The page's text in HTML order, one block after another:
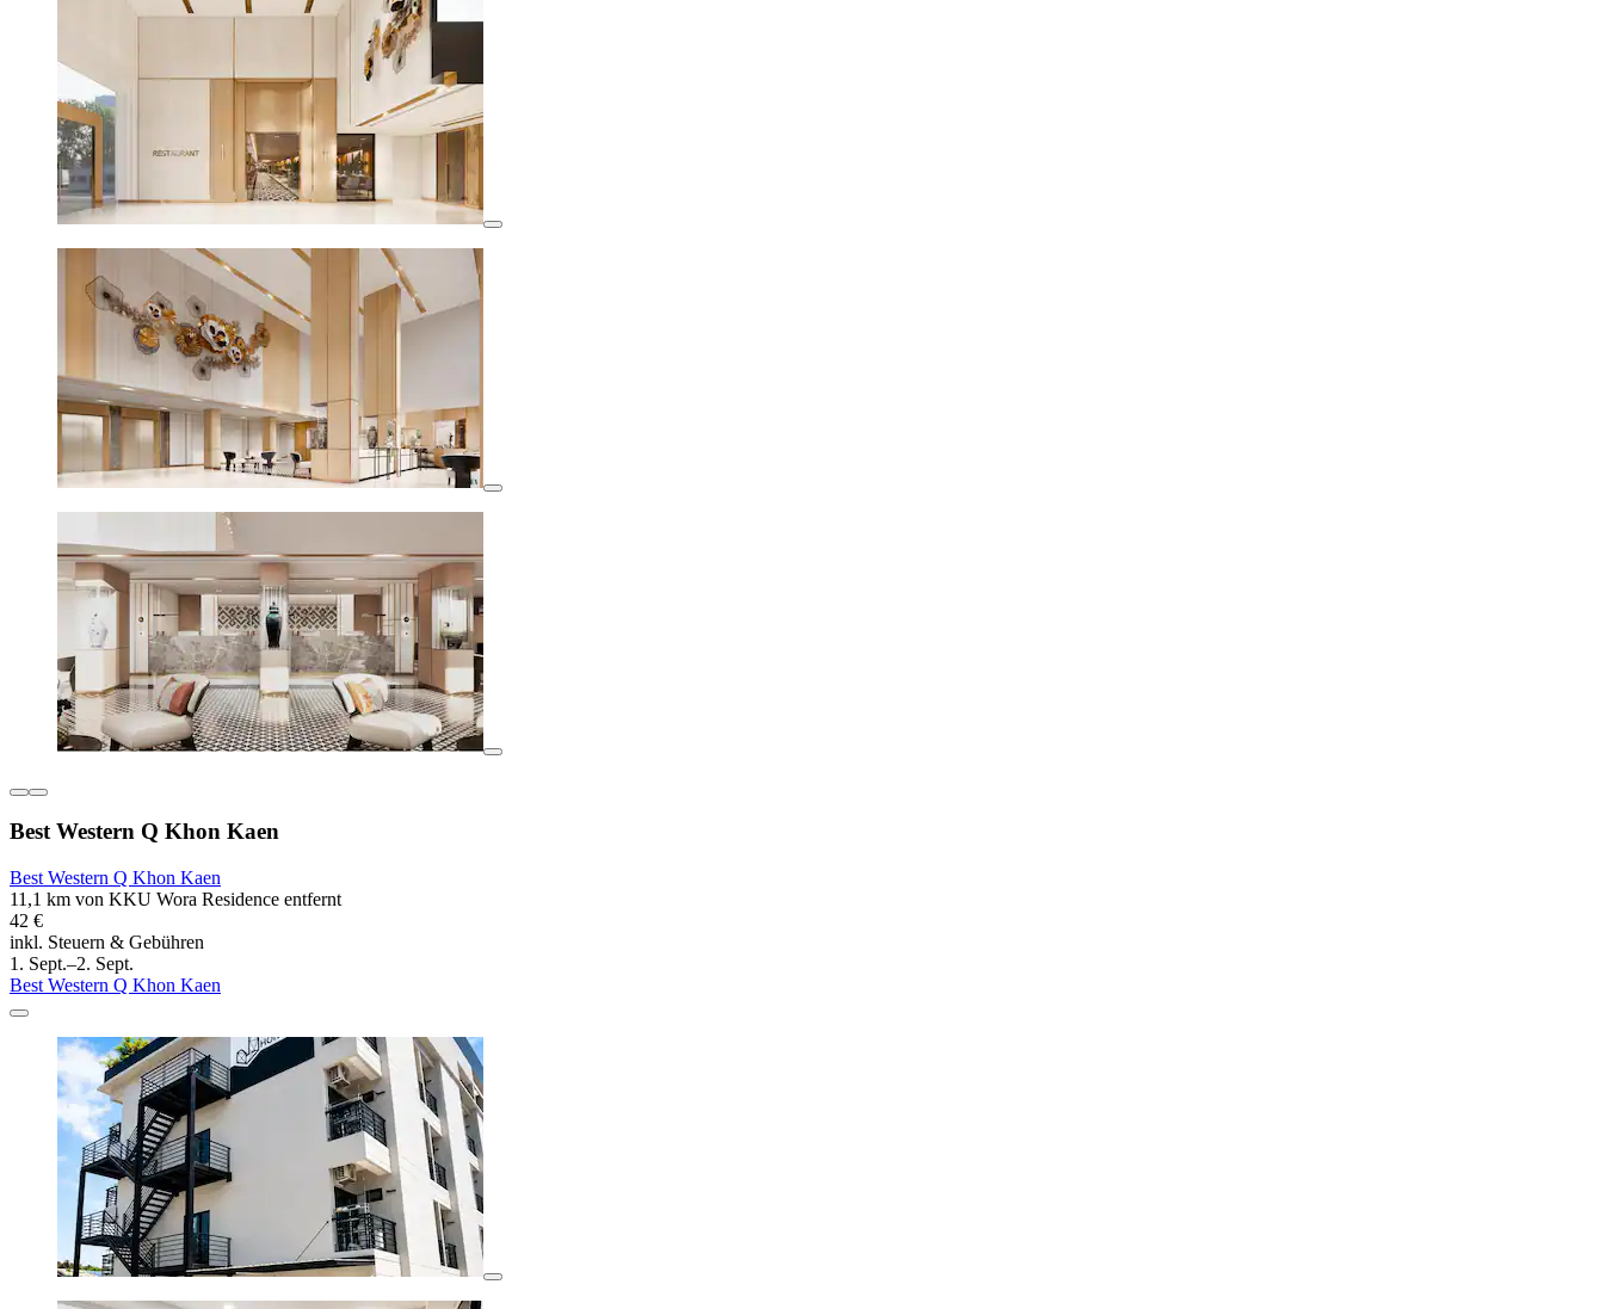
Best Western Q Khon Kaen
Best Western Q Khon Kaen
11,1 km von KKU Wora Residence entfernt
42 €
inkl. Steuern & Gebühren
1. Sept.–2. Sept.
Best Western Q Khon Kaen